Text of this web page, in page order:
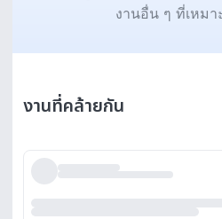
งานอื่น ๆ ที่เหม
งานที่คล้ายกัน